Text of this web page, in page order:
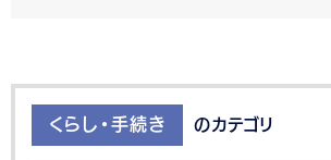
くらし・手続き のカテゴリ